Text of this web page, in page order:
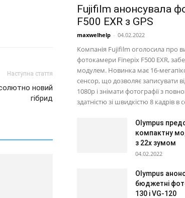
Наступна стаття
новий
гібрид
Fujifilm анонсувала
F500 EXR з GPS
maxwelhelp - 04.02.2022
Компанія Fujifilm оголосила про
фотокамери Finepix F500 EXR,
модулем. Новинка має 16-
сенсор, що дозволяє записувати
1080p і знімати фотографії з
здатністю зі швидкістю 8 кадрів в
Olympus
компактну
з 22х зумом
04.02.2022
Olympus
бюджетні
130 і VG-120